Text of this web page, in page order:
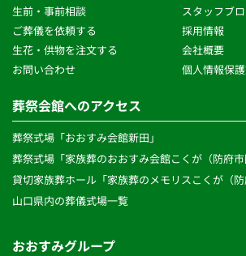
生前・事前相談
ご葬儀を依頼する
生花・供物を注文する
お問い合わせ
スタッフブ
採用情報
会社概要
個人情報保
葬祭会館へのアクセス
葬祭式場「おおすみ会館新田」
葬祭式場「家族葬のおおすみ会館こくが（防府市
貸切家族葬ホール「家族葬のメモリスこくが（防
山口県内の葬儀式場一覧
おおすみグループ